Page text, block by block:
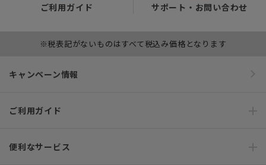
ご利用ガイド サポート・お問い合わせ
※税表記がないものはすべて税込み価格となります
キャンペーン情報
ご利用ガイド
便利なサービス